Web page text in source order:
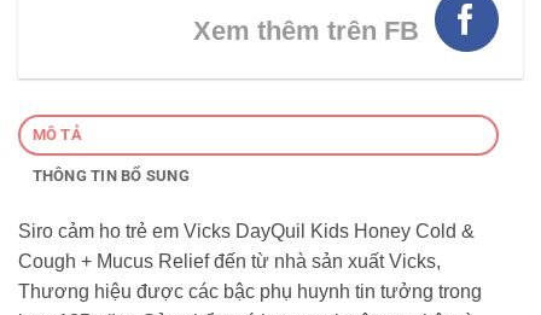
Xem thêm trên FB
MÔ TẢ
THÔNG TIN BỔ SUNG
Siro cảm ho trẻ em Vicks DayQuil Kids Honey Cold &
Cough + Mucus Relief đến từ nhà sản xuất Vicks,
Thương hiệu được các bậc phụ huynh tin tưởng trong